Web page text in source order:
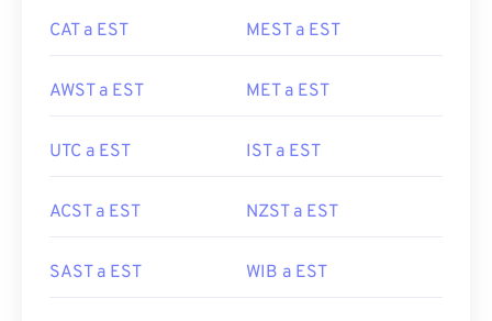
CAT a EST MEST a EST
AWST a EST MET a EST
UTC a EST IST a EST
ACST a EST NZST a EST
SAST a EST WIB a EST